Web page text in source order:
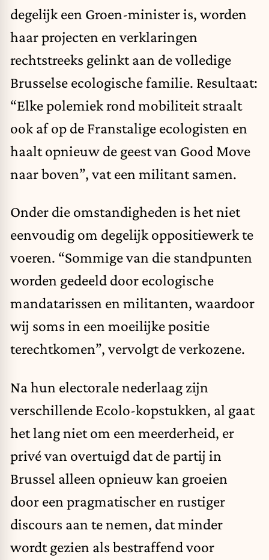
degelijk een Groen-minister is, worden
haar projecten en verklaringen
rechtstreeks gelinkt aan de volledige
Brusselse ecologische familie. Resultaat:
“Elke polemiek rond mobiliteit straalt
ook af op de Franstalige ecologisten en
haalt opnieuw de geest van Good Move
naar boven”, vat een militant samen.
Onder die omstandigheden is het niet
eenvoudig om degelijk oppositiewerk te
voeren. “Sommige van die standpunten
worden gedeeld door ecologische
mandatarissen en militanten, waardoor
wij soms in een moeilijke positie
terechtkomen”, vervolgt de verkozene.
Na hun electorale nederlaag zijn
verschillende Ecolo-kopstukken, al gaat
het lang niet om een meerderheid, er
privé van overtuigd dat de partij in
Brussel alleen opnieuw kan groeien
door een pragmatischer en rustiger
discours aan te nemen, dat minder
wordt gezien als bestraffend voor